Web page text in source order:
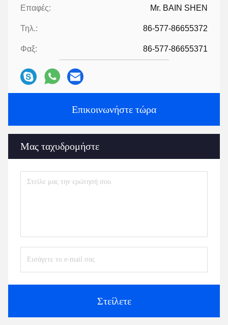
Επαφές: Mr. BAIN SHEN
Τηλ.: 86-577-86655372
Φαξ: 86-577-86655371
Επικοινωνήστε τώρα
Μας ταχυδρομήστε
Στείλετε